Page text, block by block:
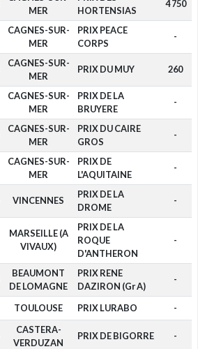
MER
HORTENSIAS
4 750
CAGNES-SUR-
MER
PRIX PEACE
CORPS
-
CAGNES-SUR-
MER
PRIX DU MUY 260
CAGNES-SUR-
MER
PRIX DE LA
BRUYERE
-
CAGNES-SUR-
MER
PRIX DU CAIRE
GROS
-
CAGNES-SUR-
MER
PRIX DE
L'AQUITAINE
-
VINCENNES
PRIX DE LA
DROME
-
MARSEILLE (A
VIVAUX)
PRIX DE LA
ROQUE
D'ANTHERON
-
BEAUMONT
DE LOMAGNE
PRIX RENE
DAZIRON (Gr A)
-
TOULOUSE PRIX LURABO -
CASTERA-
VERDUZAN
PRIX DE BIGORRE -